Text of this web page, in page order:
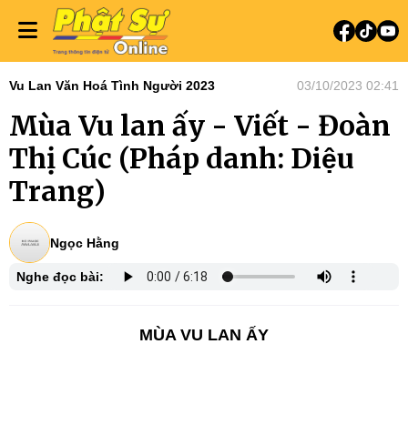
Vu Lan Văn Hoá Tình Người 2023 03/10/2023 02:41
Mùa Vu lan ấy - Viết - Đoàn
Thị Cúc (Pháp danh: Diệu
Trang)
Ngọc Hằng
Nghe đọc bài:
MÙA VU LAN ẤY